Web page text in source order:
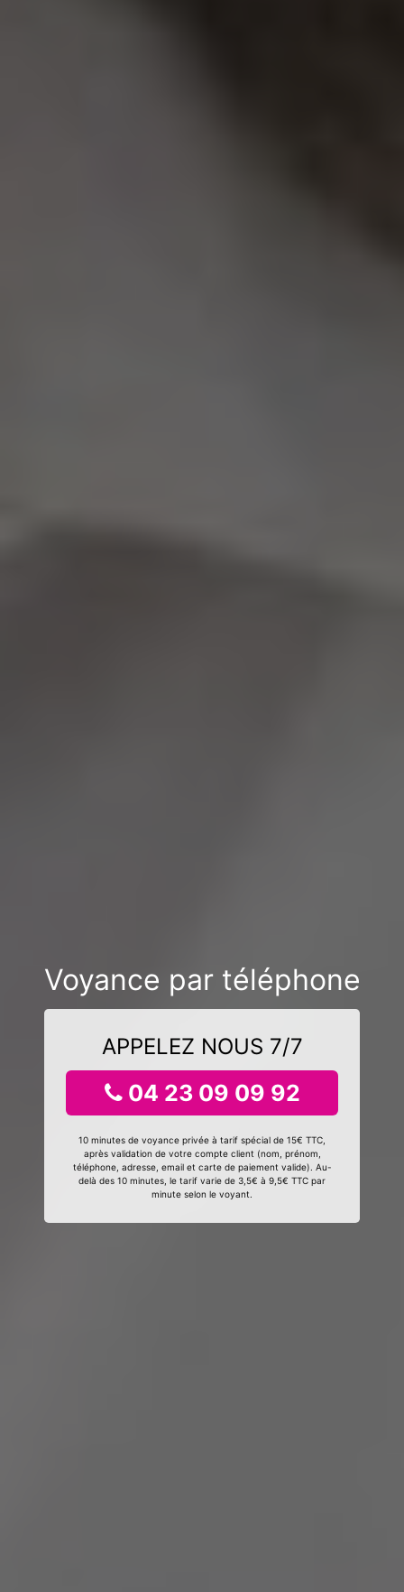
Voyance par téléphone
APPELEZ NOUS 7/7
04 23 09 09 92
10 minutes de voyance privée à tarif spécial de 15€ TTC,
après validation de votre compte client (nom, prénom,
téléphone, adresse, email et carte de paiement valide). Au-
delà des 10 minutes, le tarif varie de 3,5€ à 9,5€ TTC par
minute selon le voyant.